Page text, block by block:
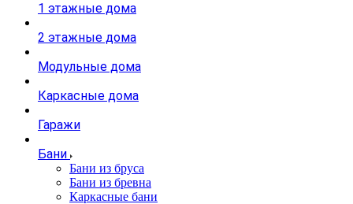
1 этажные дома
2 этажные дома
Модульные дома
Каркасные дома
Гаражи
Бани
Бани из бруса
Бани из бревна
Каркасные бани